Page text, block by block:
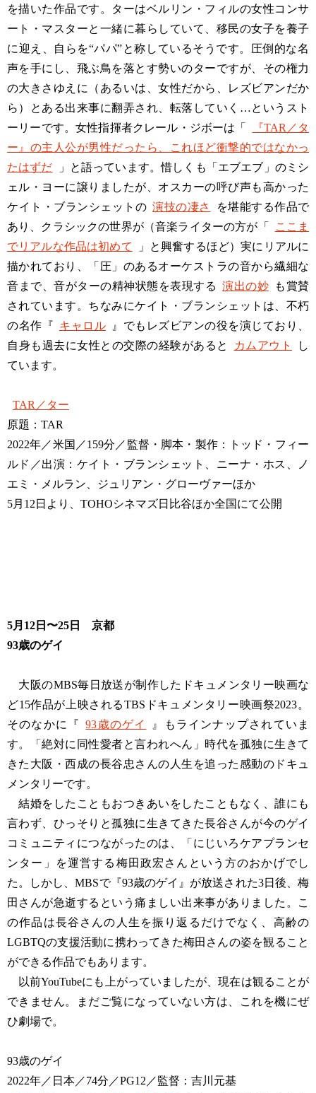
を描いた作品です。ターはベルリン・フィルの女性コンサ
ート・マスターと一緒に暮らしていて、移民の女子を養子
に迎え、自らを“パパ”と称しているそうです。圧倒的な名
声を手にし、飛ぶ鳥を落とす勢いのターですが、その権力
の大きさゆえに（あるいは、女性だから、レズビアンだか
ら）とある出来事に翻弄され、転落していく…というスト
ーリーです。女性指揮者クレール・ジボーは「
『TAR／タ
ー』の主人公が男性だったら、これほど衝撃的ではなかっ
たはずだ
」と語っています。惜しくも「エブエブ」のミシ
ェル・ヨーに譲りましたが、オスカーの呼び声も高かった
ケイト・ブランシェットの 演技の凄さ
を堪能する作品で
あり、クラシックの世界が（音楽ライターの方が「
ここま
でリアルな作品は初めて
」と興奮するほど）実にリアルに
描かれており、「圧」のあるオーケストラの音から繊細な
音まで、音がターの精神状態を表現する 演出の妙
も賞賛
されています。ちなみにケイト・ブランシェットは、不朽
の名作『 キャロル
』でもレズビアンの役を演じており、
自身も過去に女性との交際の経験があると
カムアウト
し
ています。
TAR／ター
原題：TAR
2022年／米国／159分／監督・脚本・製作：トッド・フィー
ルド／出演：ケイト・ブランシェット、ニーナ・ホス、ノ
エミ・メルラン、ジュリアン・グローヴァーほか
5月12日より、TOHOシネマズ日比谷ほか全国にて公開
5月12日〜25日 京都
93歳のゲイ
大阪のMBS毎日放送が制作したドキュメンタリー映画な
ど15作品が上映されるTBSドキュメンタリー映画祭2023。
そのなかに『
93歳のゲイ
』もラインナップされていま
す。「絶対に同性愛者と言われへん」時代を孤独に生きて
きた大阪・西成の長谷忠さんの人生を追った感動のドキュ
メンタリーです。
結婚をしたこともおつきあいをしたこともなく、誰にも
言わず、ひっそりと孤独に生きてきた長谷さんが今のゲイ
コミュニティにつながったのは、「にじいろケアプランセ
ンター」を運営する梅田政宏さんという方のおかげでし
た。しかし、MBSで『93歳のゲイ』が放送された3日後、梅
田さんが急逝するという痛ましい出来事がありました。こ
の作品は長谷さんの人生を振り返るだけでなく、高齢の
LGBTQの支援活動に携わってきた梅田さんの姿を観ること
ができる作品でもあります。
以前YouTubeにも上がっていましたが、現在は観ることが
できません。まだご覧になっていない方は、これを機にぜ
ひ劇場で。
93歳のゲイ
2022年／日本／74分／PG12／監督：吉川元基